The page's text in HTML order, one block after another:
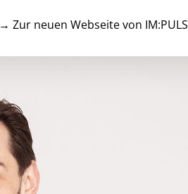
→ Zur neuen Webseite von IM:PULS